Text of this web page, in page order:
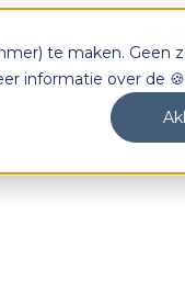
te maken. Geen
informatie over de